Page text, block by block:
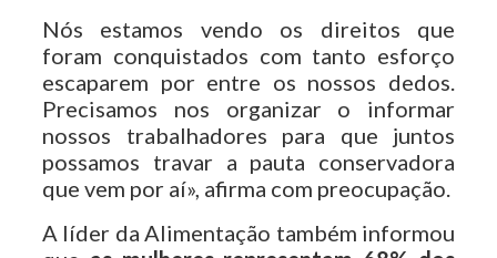
Nós estamos vendo os direitos que
foram conquistados com tanto esforço
escaparem por entre os nossos dedos.
Precisamos nos organizar o informar
nossos trabalhadores para que juntos
possamos travar a pauta conservadora
que vem por aí», afirma com preocupação.
A líder da Alimentação também informou